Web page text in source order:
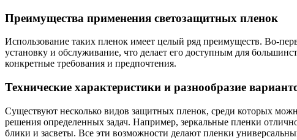
Преимущества применения светозащитных пленок
Использование таких пленок имеет целый ряд преимуществ. Во-
установку и обслуживание, что делает его доступным для
конкретные требования и предпочтения.
Технические характеристики и разнообразие
Существуют несколько видов защитных пленок, среди которых
решения определенных задач. Например, зеркальные пленки
блики и засветы. Все эти возможности делают пленки